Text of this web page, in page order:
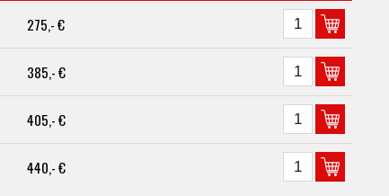
275,- €
385,- €
405,- €
440,- €